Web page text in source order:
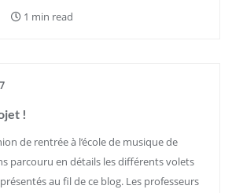
1 min read
!
de rentrée à l’école de musique de
parcouru en détails les différents volets
au fil de ce blog. Les professeurs